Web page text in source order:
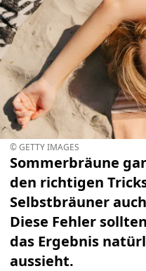
© GETTY IMAGES
Sommerbräune
den richtigen
Selbstbräuner
Diese Fehler
das Ergebnis
aussieht.